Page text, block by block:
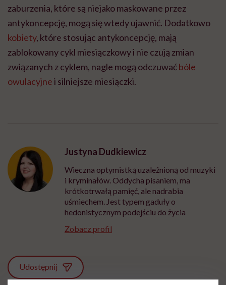
zaburzenia, które są niejako maskowane przez
antykoncepcję, mogą się wtedy ujawnić. Dodatkowo
kobiety, które stosując antykoncepcję, mają
zablokowany cykl miesiączkowy i nie czują zmian
związanych z cyklem, nagle mogą odczuwaćbóle
owulacyjnei silniejsze miesiączki.
Justyna Dudkiewicz
Wieczna optymistką uzależnioną od muzyki
i kryminałów. Oddycha pisaniem, ma
krótkotrwałą pamięć, ale nadrabia
uśmiechem. Jest typem gaduły o
hedonistycznym podejściu do życia
Zobacz profil
Udostępnij